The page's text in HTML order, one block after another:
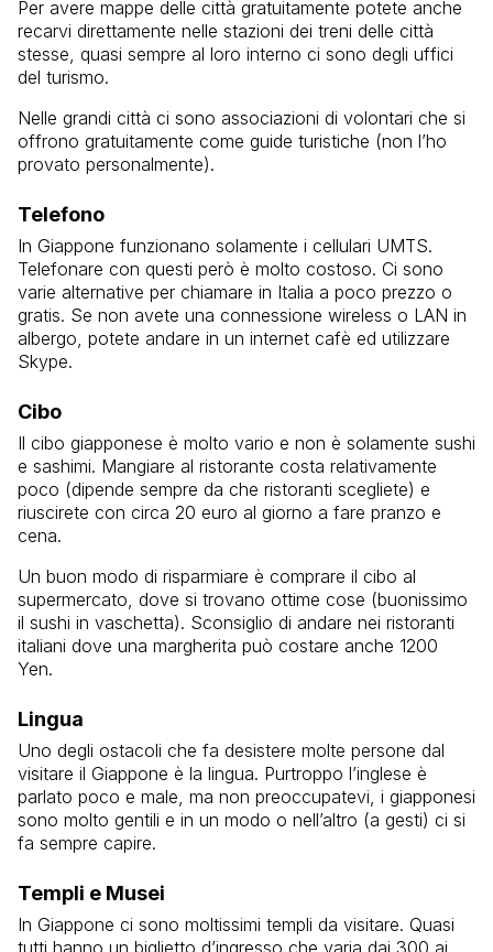
Per avere mappe delle città gratuitamente potete anche
recarvi direttamente nelle stazioni dei treni delle città
stesse, quasi sempre al loro interno ci sono degli uffici
del turismo.
Nelle grandi città ci sono associazioni di volontari che si
offrono gratuitamente come guide turistiche (non l’ho
provato personalmente).
Telefono
In Giappone funzionano solamente i cellulari UMTS.
Telefonare con questi però è molto costoso. Ci sono
varie alternative per chiamare in Italia a poco prezzo o
gratis. Se non avete una connessione wireless o LAN in
albergo, potete andare in un internet cafè ed utilizzare
Skype.
Cibo
Il cibo giapponese è molto vario e non è solamente sushi
e sashimi. Mangiare al ristorante costa relativamente
poco (dipende sempre da che ristoranti scegliete) e
riuscirete con circa 20 euro al giorno a fare pranzo e
cena.
Un buon modo di risparmiare è comprare il cibo al
supermercato, dove si trovano ottime cose (buonissimo
il sushi in vaschetta). Sconsiglio di andare nei ristoranti
italiani dove una margherita può costare anche 1200
Yen.
Lingua
Uno degli ostacoli che fa desistere molte persone dal
visitare il Giappone è la lingua. Purtroppo l’inglese è
parlato poco e male, ma non preoccupatevi, i giapponesi
sono molto gentili e in un modo o nell’altro (a gesti) ci si
fa sempre capire.
Templi e Musei
In Giappone ci sono moltissimi templi da visitare. Quasi
tutti hanno un biglietto d’ingresso che varia dai 300 ai